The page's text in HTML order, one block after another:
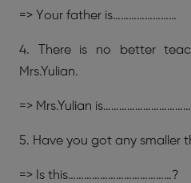
=> Your father is……………………
4. There is no better
Mrs.Yulian.
=> Mrs.Yulian
5. Have you got any smaller
=> Is this…………………………………?